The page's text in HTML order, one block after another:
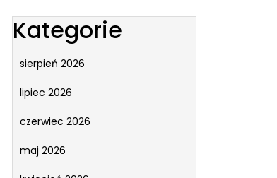
Kategorie
sierpień 2026
lipiec 2026
czerwiec 2026
maj 2026